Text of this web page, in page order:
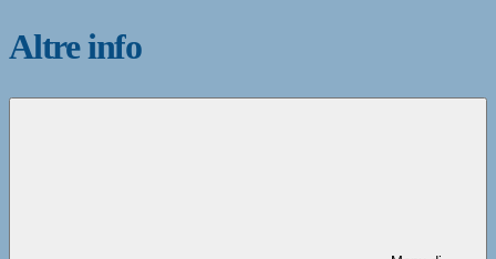
Altre info